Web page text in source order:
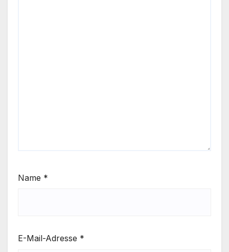
Name *
E-Mail-Adresse *